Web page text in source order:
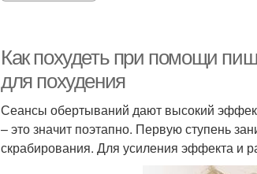
Как похудеть при помощи
для похудения
Сеансы обертываний дают высокий
– это значит поэтапно. Первую ступень
скрабирования. Для усиления эффекта и